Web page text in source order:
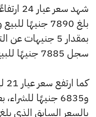
شهد
بمقدار 5
سجل 7885 جنيهًا للبيع و 7805 جنيهًا للشراء.